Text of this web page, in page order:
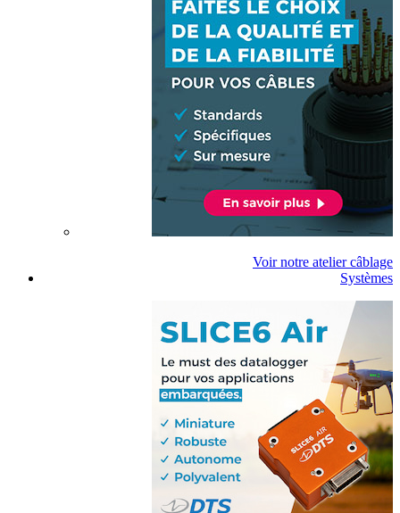
Voir notre atelier câblage
Systèmes